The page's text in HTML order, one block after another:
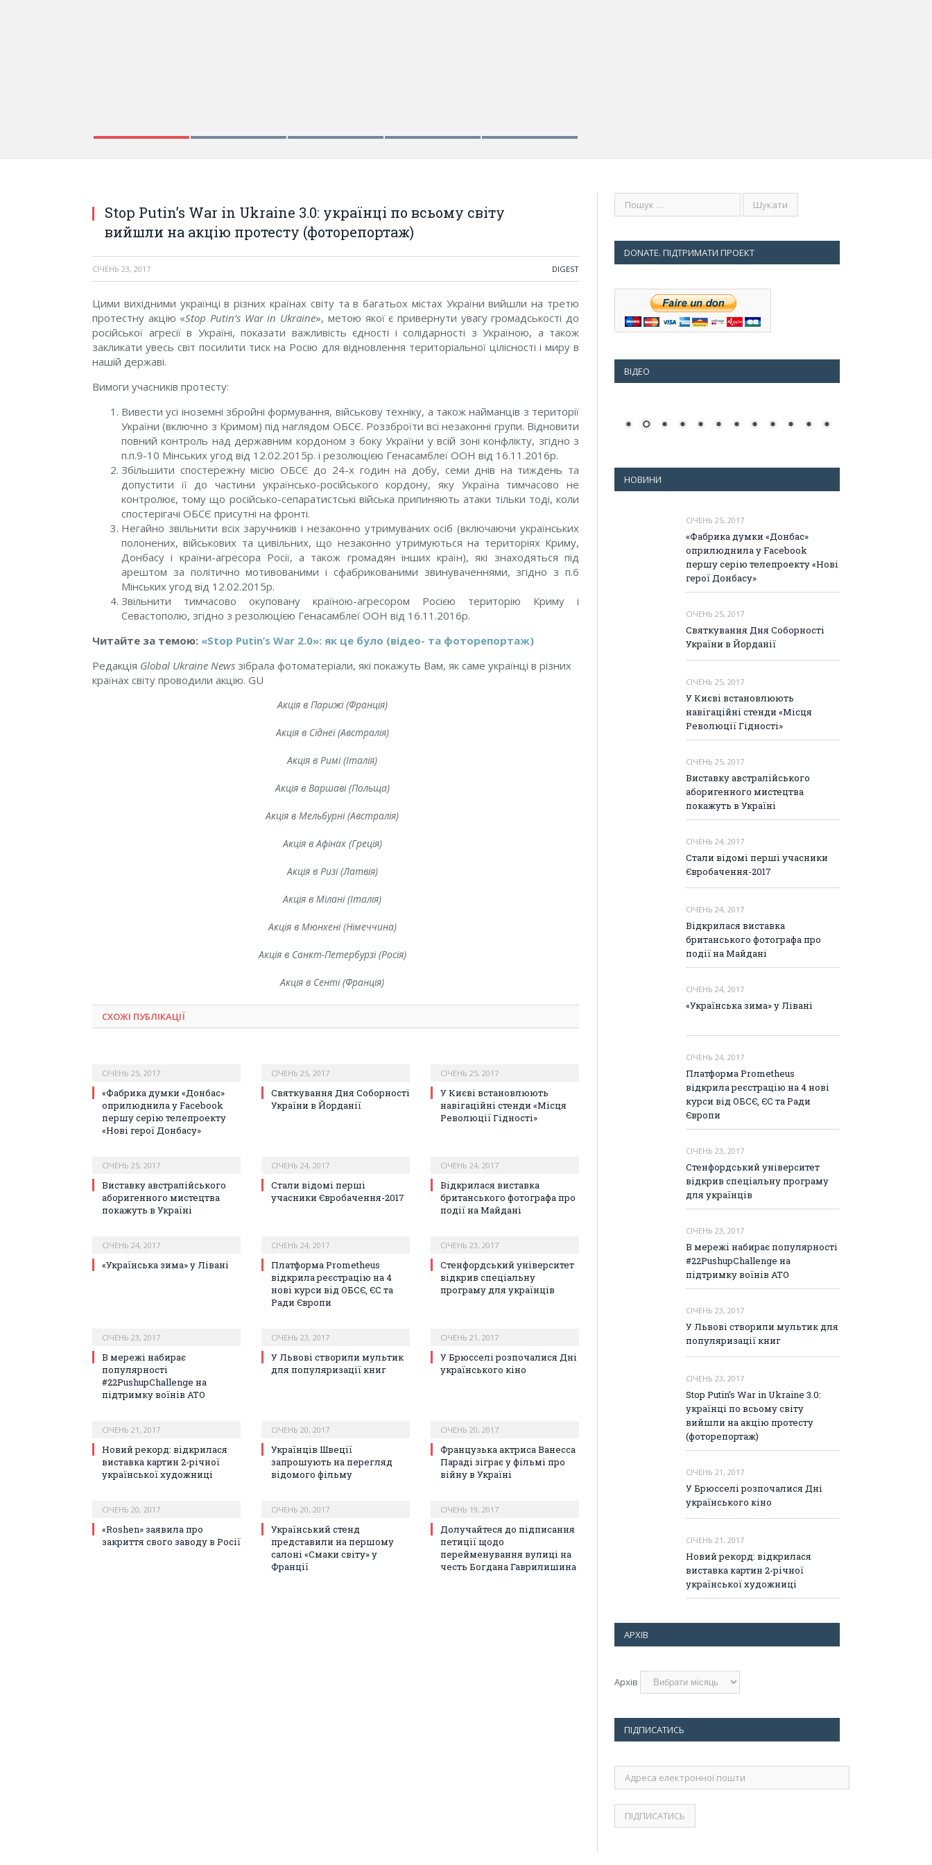
Stop Putin’s War in Ukraine 3.0: українці по всьому світу
вийшли на акцію протесту (фоторепортаж)
СІЧЕНЬ 23, 2017 DIGEST
Цими вихідними українці в різних країнах світу та в багатьох містах України вийшли на третю
протестну акцію «Stop Putin’s War in Ukraine», метою якої є привернути увагу громадськості до
російської агресії в Україні, показати важливість єдності і солідарності з Україною, а також
закликати увесь світ посилити тиск на Росію для відновлення територіальної цілісності і миру в
нашій державі.
Вимоги учасників протесту:
Вивести усі іноземні збройні формування, військову техніку, а також найманців з території
України (включно з Кримом) під наглядом ОБСЄ. Роззброїти всі незаконні групи. Відновити
повний контроль над державним кордоном з боку України у всій зоні конфлікту, згідно з
п.п.9-10 Мінських угод від 12.02.2015р. і резолюцією Генасамблеї ООН від 16.11.2016р.
Збільшити спостережну місію ОБСЄ до 24-х годин на добу, семи днів на тиждень та
допустити її до частини українсько-російського кордону, яку Україна тимчасово не
контролює, тому що російсько-сепаратистські війська припиняють атаки тільки тоді, коли
спостерігачі ОБСЄ присутні на фронті.
Негайно звільнити всіх заручників і незаконно утримуваних осіб (включаючи українських
полонених, військових та цивільних, що незаконно утримуються на територіях Криму,
Донбасу і країни-агресора Росії, а також громадян інших країн), які знаходяться під
арештом за політично мотивованими і сфабрикованими звинуваченнями, згідно з п.6
Мінських угод від 12.02.2015р.
Звільнити тимчасово окуповану країною-агресором Росією територію Криму і
Севастополю, згідно з резолюцією Генасамблеї ООН від 16.11.2016р.
Читайте за темою: «Stop Putin’s War 2.0»: як це було (відео- та фоторепортаж)
Редакція Global Ukraine News зібрала фотоматеріали, які покажуть Вам, як саме українці в різних
країнах світу проводили акцію. GU
Акція в Парижі (Франція)
Акція в Сіднеї (Австралія)
Акція в Римі (Італія)
Акція в Варшаві (Польща)
Акція в Мельбурні (Австралія)
Акція в Афінах (Греція)
Акція в Ризі (Латвія)
Акція в Мілані (Італія)
Акція в Мюнхені (Німеччина)
Акція в Санкт-Петербурзі (Росія)
Акція в Сенті (Франція)
СХОЖІ ПУБЛІКАЦІЇ
СІЧЕНЬ 25, 2017
«Фабрика думки «Донбас»
оприлюднила у Facebook
першу серію телепроекту
«Нові герої Донбасу»
СІЧЕНЬ 25, 2017
Святкування Дня Соборності
України в Йорданії
СІЧЕНЬ 25, 2017
У Києві встановлюють
навігаційні стенди «Місця
Революції Гідності»
СІЧЕНЬ 25, 2017
Виставку австралійського
аборигенного мистецтва
покажуть в Україні
СІЧЕНЬ 24, 2017
Стали відомі перші
учасники Євробачення-2017
СІЧЕНЬ 24, 2017
Відкрилася виставка
британського фотографа про
події на Майдані
СІЧЕНЬ 24, 2017
«Українська зима» у Лівані
СІЧЕНЬ 24, 2017
Платформа Prometheus
відкрила реєстрацію на 4
нові курси від ОБСЄ, ЄС та
Ради Європи
СІЧЕНЬ 23, 2017
Стенфордський університет
відкрив спеціальну
програму для українців
СІЧЕНЬ 23, 2017
В мережі набирає
популярності
#22PushupChallenge на
підтримку воїнів АТО
СІЧЕНЬ 23, 2017
У Львові створили мультик
для популяризації книг
СІЧЕНЬ 21, 2017
У Брюсселі розпочалися Дні
українського кіно
СІЧЕНЬ 21, 2017
Новий рекорд: відкрилася
виставка картин 2-річної
української художниці
СІЧЕНЬ 20, 2017
Українців Швеції
запрошують на перегляд
відомого фільму
СІЧЕНЬ 20, 2017
Французька актриса Ванесса
Параді зіграє у фільмі про
війну в Україні
СІЧЕНЬ 20, 2017
«Roshen» заявила про
закриття свого заводу в Росії
СІЧЕНЬ 20, 2017
Український стенд
представили на першому
салоні «Смаки світу» у
Франції
СІЧЕНЬ 19, 2017
Долучайтеся до підписання
петиції щодо
перейменування вулиці на
честь Богдана Гаврилишина
DONATE. ПІДТРИМАТИ ПРОЕКТ
ВІДЕО
НОВИНИ
СІЧЕНЬ 25, 2017
«Фабрика думки «Донбас»
оприлюднила у Facebook
першу серію телепроекту «Нові
герої Донбасу»
СІЧЕНЬ 25, 2017
Святкування Дня Соборності
України в Йорданії
СІЧЕНЬ 25, 2017
У Києві встановлюють
навігаційні стенди «Місця
Революції Гідності»
СІЧЕНЬ 25, 2017
Виставку австралійського
аборигенного мистецтва
покажуть в Україні
СІЧЕНЬ 24, 2017
Стали відомі перші учасники
Євробачення-2017
СІЧЕНЬ 24, 2017
Відкрилася виставка
британського фотографа про
події на Майдані
СІЧЕНЬ 24, 2017
«Українська зима» у Лівані
СІЧЕНЬ 24, 2017
Платформа Prometheus
відкрила реєстрацію на 4 нові
курси від ОБСЄ, ЄС та Ради
Європи
СІЧЕНЬ 23, 2017
Стенфордський університет
відкрив спеціальну програму
для українців
СІЧЕНЬ 23, 2017
В мережі набирає популярності
#22PushupChallenge на
підтримку воїнів АТО
СІЧЕНЬ 23, 2017
У Львові створили мультик для
популяризації книг
СІЧЕНЬ 23, 2017
Stop Putin’s War in Ukraine 3.0:
українці по всьому світу
вийшли на акцію протесту
(фоторепортаж)
СІЧЕНЬ 21, 2017
У Брюсселі розпочалися Дні
українського кіно
СІЧЕНЬ 21, 2017
Новий рекорд: відкрилася
виставка картин 2-річної
української художниці
АРХІВ
Архів
ПІДПИСАТИСЬ
Адреса
електронної